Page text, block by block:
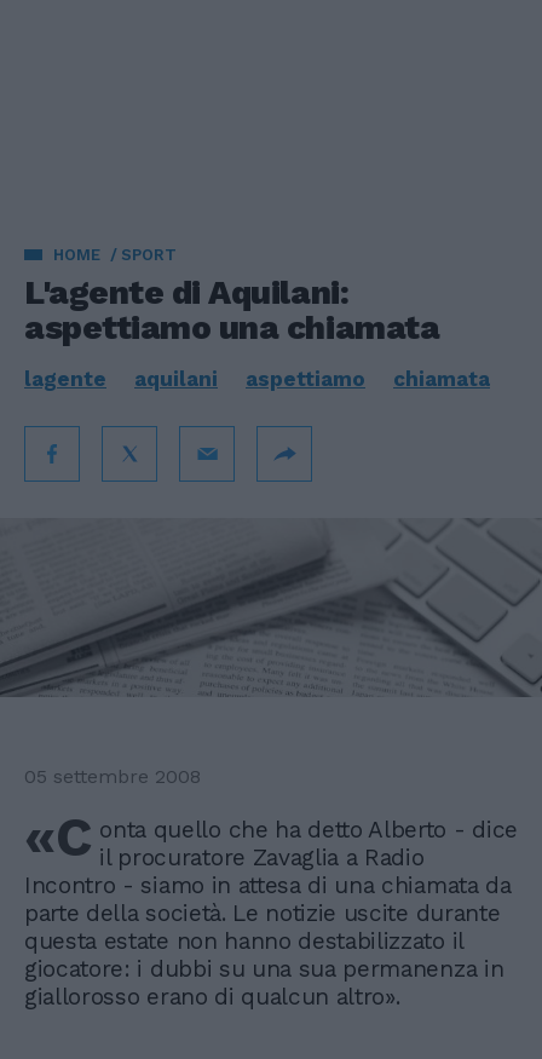
HOME SPORT
L'agente di Aquilani:
aspettiamo una chiamata
lagente aquilani aspettiamo chiamata
05 settembre 2008
«C onta quello che ha detto Alberto - dice
il procuratore Zavaglia a Radio
Incontro - siamo in attesa di una chiamata da
parte della società. Le notizie uscite durante
questa estate non hanno destabilizzato il
giocatore: i dubbi su una sua permanenza in
giallorosso erano di qualcun altro».